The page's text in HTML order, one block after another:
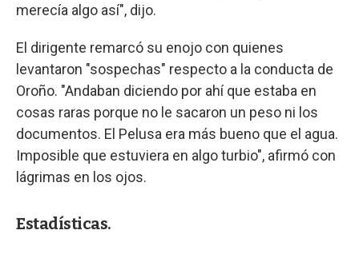
merecía algo así", dijo.
El dirigente remarcó su enojo con quienes
levantaron "sospechas" respecto a la conducta de
Oroño. "Andaban diciendo por ahí que estaba en
cosas raras porque no le sacaron un peso ni los
documentos. El Pelusa era más bueno que el agua.
Imposible que estuviera en algo turbio", afirmó con
lágrimas en los ojos.
Estadísticas.